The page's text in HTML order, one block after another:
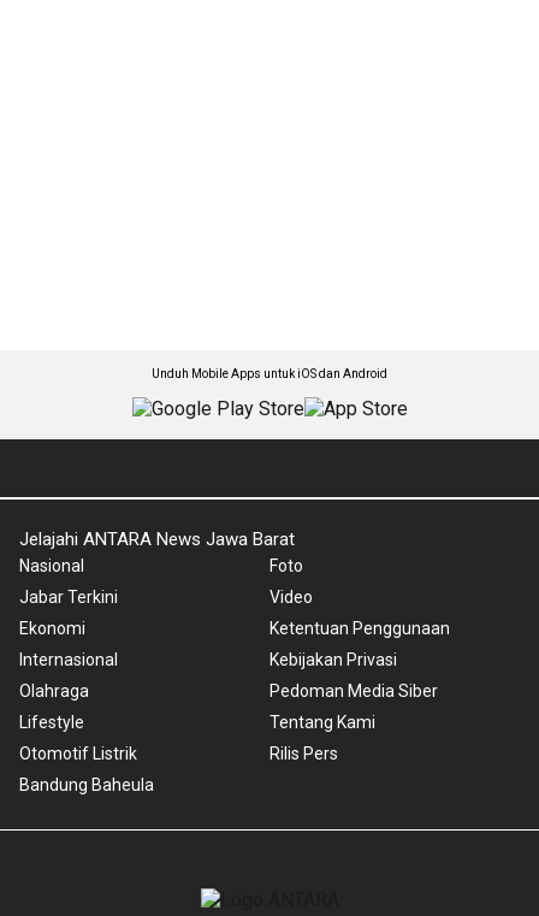
Unduh Mobile Apps untuk iOS dan Android
Jelajahi ANTARA News Jawa Barat
Nasional
Jabar Terkini
Ekonomi
Internasional
Olahraga
Lifestyle
Otomotif Listrik
Bandung Baheula
Foto
Video
Ketentuan Penggunaan
Kebijakan Privasi
Pedoman Media Siber
Tentang Kami
Rilis Pers